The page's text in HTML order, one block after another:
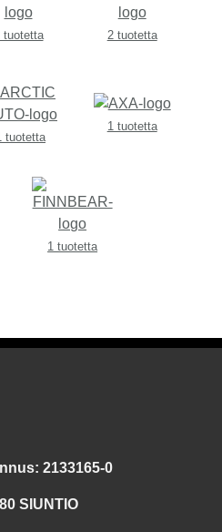
tuotetta 2 tuotetta
tuotetta
1 tuotetta
1 tuotetta
2133165-0
SIUNTIO